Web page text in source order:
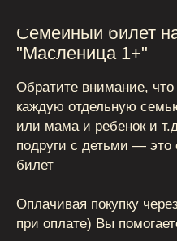
Семейный билет
"Масленица 1+"
Обратите внимание,
каждую отдельную
или мама и ребенок и
подруги с детьми —
билет
Оплачивая покупку
при оплате) Вы